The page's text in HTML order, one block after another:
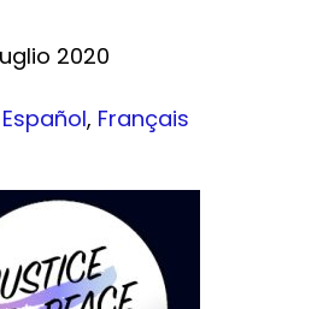
2020
Español, Français